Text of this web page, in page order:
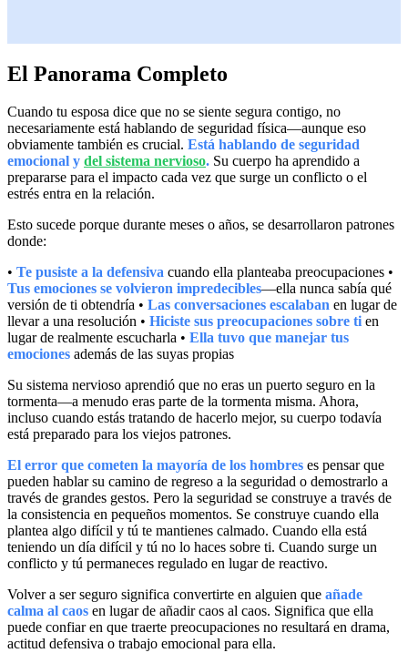
El Panorama Completo
Cuando tu esposa dice que no se siente segura contigo, no
necesariamente está hablando de seguridad física—aunque eso
obviamente también es crucial. Está hablando de seguridad
emocional y del sistema nervioso. Su cuerpo ha aprendido a
prepararse para el impacto cada vez que surge un conflicto o el
estrés entra en la relación.
Esto sucede porque durante meses o años, se desarrollaron patrones
donde:
• Te pusiste a la defensiva cuando ella planteaba preocupaciones •
Tus emociones se volvieron impredecibles—ella nunca sabía qué
versión de ti obtendría • Las conversaciones escalaban en lugar de
llevar a una resolución • Hiciste sus preocupaciones sobre ti en
lugar de realmente escucharla • Ella tuvo que manejar tus
emociones además de las suyas propias
Su sistema nervioso aprendió que no eras un puerto seguro en la
tormenta—a menudo eras parte de la tormenta misma. Ahora,
incluso cuando estás tratando de hacerlo mejor, su cuerpo todavía
está preparado para los viejos patrones.
El error que cometen la mayoría de los hombres es pensar que
pueden hablar su camino de regreso a la seguridad o demostrarlo a
través de grandes gestos. Pero la seguridad se construye a través de
la consistencia en pequeños momentos. Se construye cuando ella
plantea algo difícil y tú te mantienes calmado. Cuando ella está
teniendo un día difícil y tú no lo haces sobre ti. Cuando surge un
conflicto y tú permaneces regulado en lugar de reactivo.
Volver a ser seguro significa convertirte en alguien que añade
calma al caos en lugar de añadir caos al caos. Significa que ella
puede confiar en que traerte preocupaciones no resultará en drama,
actitud defensiva o trabajo emocional para ella.